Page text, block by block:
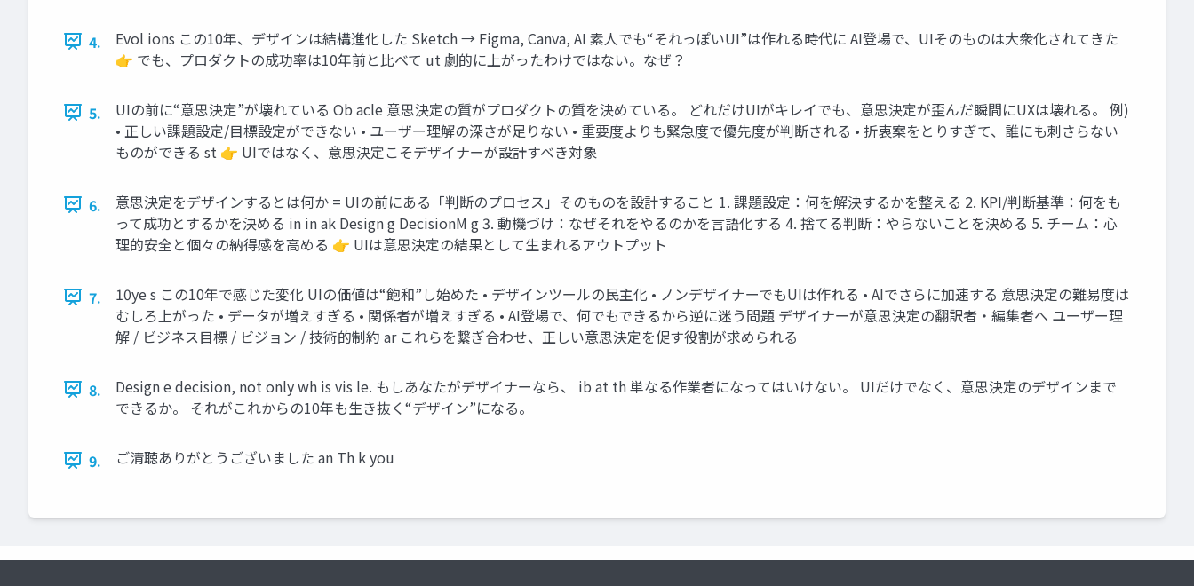
4.
Evol ions この10年、デザインは結構進化した Sketch → Figma, Canva, AI 素人でも“それっぽいUI”は作れる時代に AI登場で、UIそのものは大衆化されてきた
👉 でも、プロダクトの成功率は10年前と比べて ut 劇的に上がったわけではない。なぜ？
5.
UIの前に“意思決定”が壊れている Ob acle 意思決定の質がプロダクトの質を決めている。 どれだけUIがキレイでも、意思決定が歪んだ瞬間にUXは壊れる。 例)
• 正しい課題設定/目標設定ができない • ユーザー理解の深さが足りない • 重要度よりも緊急度で優先度が判断される • 折衷案をとりすぎて、誰にも刺さらない
ものができる st 👉 UIではなく、意思決定こそデザイナーが設計すべき対象
6.
意思決定をデザインするとは何か = UIの前にある「判断のプロセス」そのものを設計すること 1. 課題設定：何を解決するかを整える 2. KPI/判断基準：何をも
って成功とするかを決める in in ak Design g DecisionM g 3. 動機づけ：なぜそれをやるのかを言語化する 4. 捨てる判断：やらないことを決める 5. チーム：心
理的安全と個々の納得感を高める 👉 UIは意思決定の結果として生まれるアウトプット
7.
10ye s この10年で感じた変化 UIの価値は“飽和”し始めた • デザインツールの民主化 • ノンデザイナーでもUIは作れる • AIでさらに加速する 意思決定の難易度は
むしろ上がった • データが増えすぎる • 関係者が増えすぎる • AI登場で、何でもできるから逆に迷う問題 デザイナーが意思決定の翻訳者・編集者へ ユーザー理
解 / ビジネス目標 / ビジョン / 技術的制約 ar これらを繋ぎ合わせ、正しい意思決定を促す役割が求められる
8.
Design e decision, not only wh is vis le. もしあなたがデザイナーなら、 ib at th 単なる作業者になってはいけない。 UIだけでなく、意思決定のデザインまで
できるか。 それがこれからの10年も生き抜く“デザイン”になる。
9. ご清聴ありがとうございました an Th k you